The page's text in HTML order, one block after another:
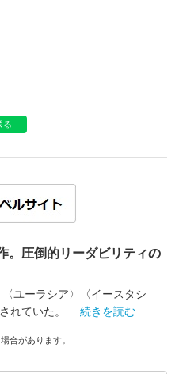
る
。圧倒的リーダビリティの
ユーラシア〉〈イースタシ
れていた。
…続きを読む
合があります。